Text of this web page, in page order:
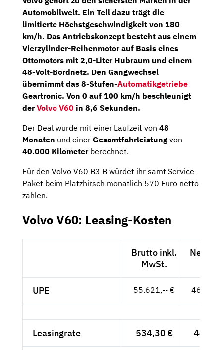
Automobilwelt. Ein Teil dazu trägt die
limitierte Höchstgeschwindigkeit von 180
km/h. Das Antriebskonzept besteht aus einem
Vierzylinder-Reihenmotor auf Basis eines
Ottomotors mit 2,0-Liter Hubraum und einem
48-Volt-Bordnetz. Den Gangwechsel
übernimmt das 8-Stufen-Automatikgetriebe
Geartronic. Von 0 auf 100 km/h beschleunigt
derVolvo V60 in 8,6 Sekunden.
Der Deal wurde mit einer Laufzeit von 48
Monaten und einer Gesamtfahrleistung von
40.000 Kilometerberechnet.
Für den Volvo V60 B3 B würdet ihr samt Service-
Paket beim Platzhirsch monatlich 570 Euro netto
zahlen.
Volvo V60: Leasing-Kosten
Brutto inkl.
MwSt.
Netto
UPE 55.621,-- €
Leasingrate 534,30 €